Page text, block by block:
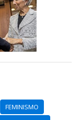
FEMINISMO